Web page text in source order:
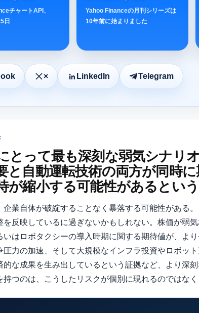
チャートAPI、
日
Yahoo Financeの月刊シリーズは
10年前に始まりました
× LinkedIn Telegram
とって最も深刻な弱気シナリ
と自動運転技術の両方が同時
が縮小する可能性があるという
企業自体が破綻することなく暴落する可能性がある
を反映しているに過ぎないかもしれない。株価が弱
いはロボタクシーの導入時期に関する期待値が、よ
圧力の加速、そして大規模なインフラ投資やロボッ
的な成果を生み出しているという証拠など、より深
持つのは、こうしたリスクが個別に現れるのではな